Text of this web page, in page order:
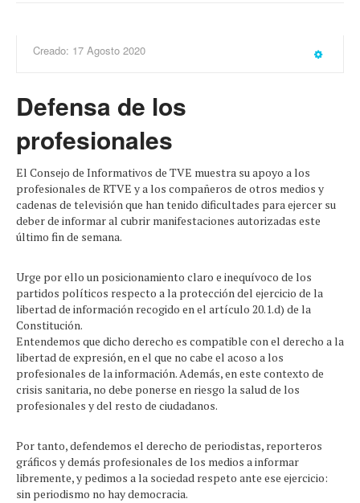
Creado: 17 Agosto 2020
Defensa de los
profesionales
El Consejo de Informativos de TVE muestra su apoyo a los
profesionales de RTVE y a los compañeros de otros medios y
cadenas de televisión que han tenido dificultades para ejercer su
deber de informar al cubrir manifestaciones autorizadas este
último fin de semana.
Urge por ello un posicionamiento claro e inequívoco de los
partidos políticos respecto a la protección del ejercicio de la
libertad de información recogido en el artículo 20.1.d) de la
Constitución.
Entendemos que dicho derecho es compatible con el derecho a la
libertad de expresión, en el que no cabe el acoso a los
profesionales de la información. Además, en este contexto de
crisis sanitaria, no debe ponerse en riesgo la salud de los
profesionales y del resto de ciudadanos.
Por tanto, defendemos el derecho de periodistas, reporteros
gráficos y demás profesionales de los medios a informar
libremente, y pedimos a la sociedad respeto ante ese ejercicio:
sin periodismo no hay democracia.